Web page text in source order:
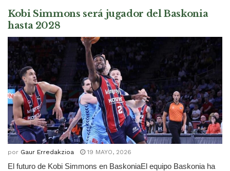
Kobi Simmons será jugador del Baskonia
hasta 2028
por Gaur Erredakzioa 19 MAYO, 2026
El futuro de Kobi Simmons en BaskoniaEl equipo Baskonia ha